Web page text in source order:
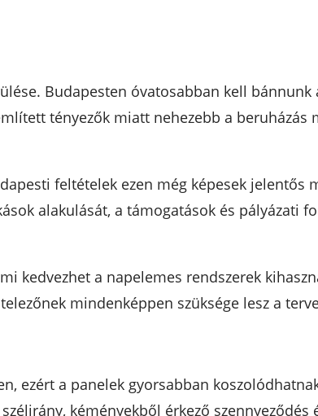
Budapesten óvatosabban kell bánnunk
tényezők miatt nehezebb a beruházás
feltételek ezen még képesek jelentős
alakulását, a támogatások és pályázati
kedvezhet a napelemes rendszerek
mindenképpen szüksége lesz a
ezért a panelek gyorsabban
kéményekből érkező szennyeződés